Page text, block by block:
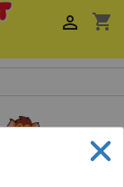
shopping_cart
